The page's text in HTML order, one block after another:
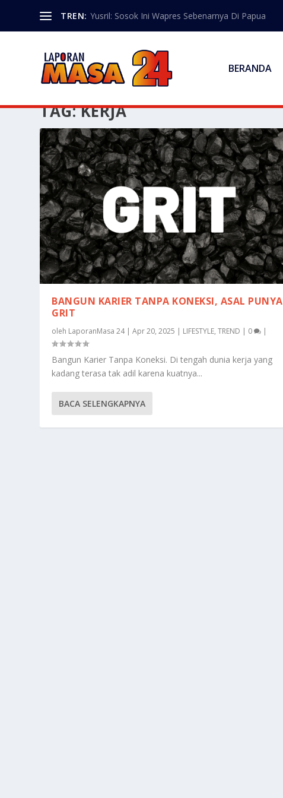
TREN: Yusril: Sosok Ini Wapres Sebenarnya Di Papua
BERANDA
TAG:KERJA
BANGUN KARIER TANPA KONEKSI, ASAL PUNYA
GRIT
oleh LaporanMasa 24|Apr 20, 2025 LIFESTYLE,TREND 0
Bangun Karier Tanpa Koneksi. Di tengah dunia kerja yang
kadang terasa tak adil karena kuatnya...
BACA SELENGKAPNYA